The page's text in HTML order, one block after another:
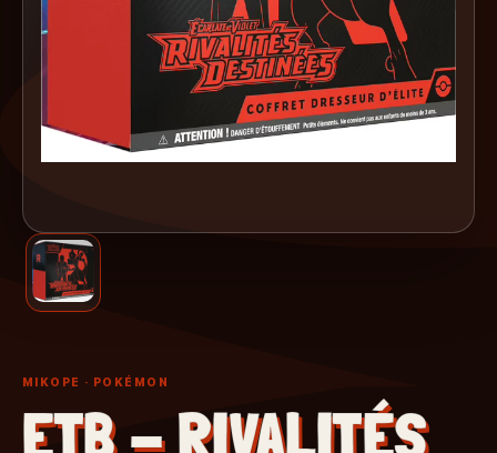
MIKOPE · POKÉMON
ETB - RIVALITÉS